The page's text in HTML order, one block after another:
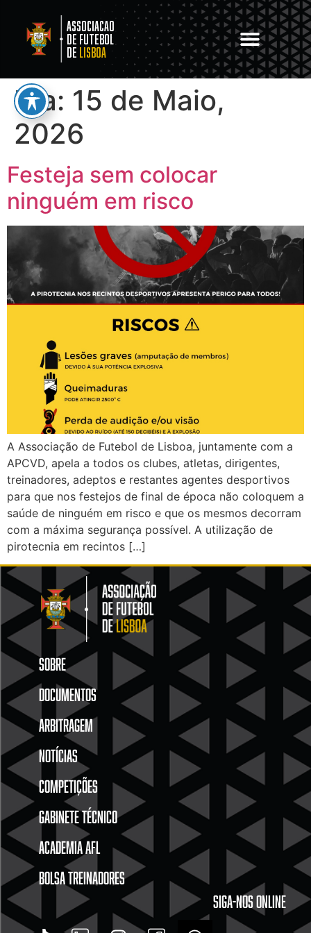
Associacao
de Futebol
de Lisboa
Dia: 15 de Maio,
2026
Festeja sem colocar
ninguém em risco
A Associação de Futebol de Lisboa, juntamente com a
APCVD, apela a todos os clubes, atletas, dirigentes,
treinadores, adeptos e restantes agentes desportivos
para que nos festejos de final de época não coloquem a
saúde de ninguém em risco e que os mesmos decorram
com a máxima segurança possível. A utilização de
pirotecnia em recintos […]
SOBRE
DOCUMENTOS
ARBITRAGEM
NOTÍCIAS
COMPETIÇÕES
GABINETE TÉCNICO
ACADEMIA AFL
BOLSA TREINADORES
SIGA-NOS ONLINE